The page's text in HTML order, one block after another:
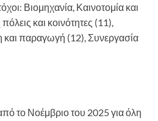
Βιομηχανία, Καινοτομία και
και κοινότητες (11),
παραγωγή (12), Συνεργασία
το Νοέμβριο του 2025 για όλη